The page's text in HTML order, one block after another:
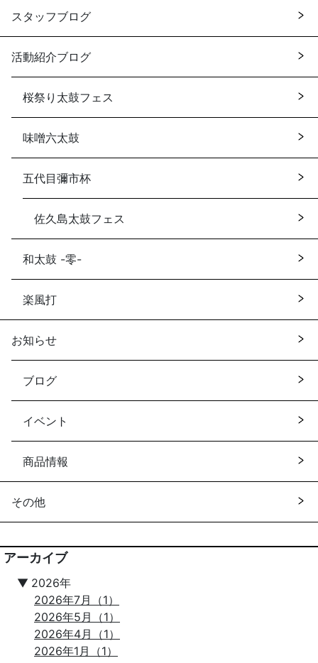
スタッフブログ
活動紹介ブログ
桜祭り太鼓フェス
味噌六太鼓
五代目彌市杯
佐久島太鼓フェス
和太鼓 -零-
楽風打
お知らせ
ブログ
イベント
商品情報
その他
アーカイブ
▼ 2026年
2026年7月（1）
2026年5月（1）
2026年4月（1）
2026年1月（1）